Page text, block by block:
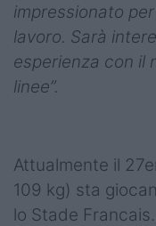
impressionato
lavoro. Sarà
esperienza con il
linee”.
Attualmente il
109 kg) sta
lo Stade